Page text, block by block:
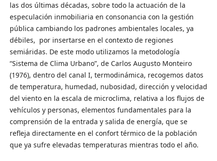
las dos últimas décadas, sobre todo la actuación de la
especulación inmobiliaria en consonancia con la gestión
pública cambiando los padrones ambientales locales, ya
débiles, por insertarse en el contexto de regiones
semiáridas. De este modo utilizamos la metodología
“Sistema de Clima Urbano”, de Carlos Augusto Monteiro
(1976), dentro del canal I, termodinámica, recogemos datos
de temperatura, humedad, nubosidad, dirección y velocidad
del viento en la escala de microclima, relativa a los flujos de
vehículos y personas, elementos fundamentales para la
comprensión de la entrada y salida de energía, que se
refleja directamente en el confort térmico de la población
que ya sufre elevadas temperaturas mientras todo el año.